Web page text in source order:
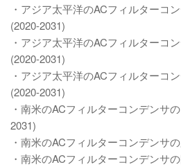
・アジア太平洋のACフィルターコ
(2020-2031)
・アジア太平洋のACフィルターコ
(2020-2031)
・アジア太平洋のACフィルターコ
(2020-2031)
・南米のACフィルターコンデンサ
2031)
・南米のACフィルターコンデンサ
・南米のACフィルターコンデンサ